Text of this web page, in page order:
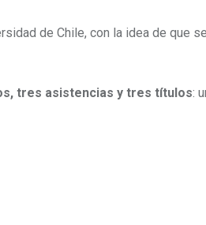
de Chile, con la idea de que
tres asistencias y tres títulos: